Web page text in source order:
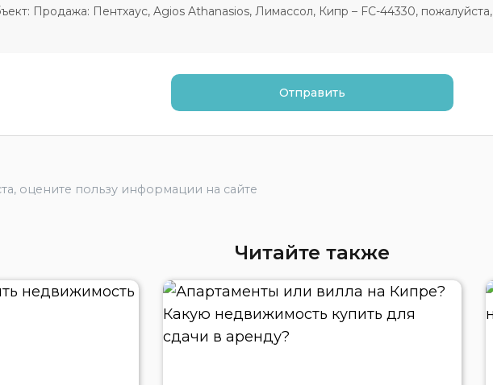
оцените пользу информации на сайте
Читайте также